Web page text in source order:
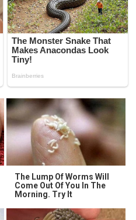
The Lump Of Worms Will
Come Out Of You In The
Morning. Try It